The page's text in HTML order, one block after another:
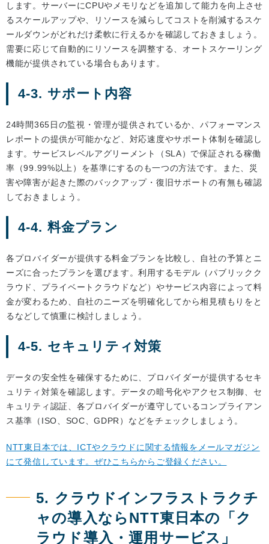
します。サーバーにCPUやメモリなどを追加して能力を向上させ
るスケールアップや、リソースを減らしてコストを削減するスケ
ールダウンがどれだけ柔軟に行えるかを確認しておきましょう。
需要に応じて自動的にリソースを調整する、オートスケーリング
機能が提供されている場合もあります。
4-3. サポート内容
24時間365日の監視・管理が提供されているか、パフォーマンス
レポートの提供が可能かなど、対応速度やサポート体制を確認し
ます。サービスレベルアグリーメント（SLA）で保証される稼働
率（99.99%以上）を基準にするのも一つの方法です。また、災
害や障害が起きた際のバックアップ・復旧サポートの有無も確認
しておきましょう。
4-4. 料金プラン
各プロバイダーが提供する料金プランを比較し、自社の予算とニ
ーズに合ったプランを選びます。利用するモデル（パブリックク
ラウド、プライベートクラウドなど）やサービス内容によって料
金が変わるため、自社のニーズを明確化してから相見積もりをと
るなどして慎重に検討しましょう。
4-5. セキュリティ対策
データの安全性を確保するために、プロバイダーが提供するセキ
ュリティ対策を確認します。データの暗号化やアクセス制御、セ
キュリティ認証、各プロバイダーが遵守しているコンプライアン
ス基準（ISO、SOC、GDPR）などをチェックしましょう。
NTT東日本では、ICTやクラウドに関する情報をメールマガジン
にて発信しています。ぜひこちらからご登録ください。
5. クラウドインフラストラクチ
ャの導入ならNTT東日本の「ク
ラウド導入・運用サービス」